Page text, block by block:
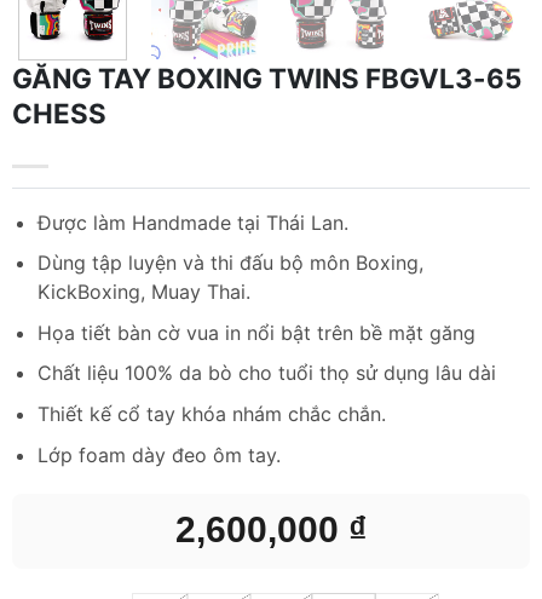
GĂNG TAY BOXING TWINS FBGVL3-65
CHESS
2,600,000 ₫
Được làm Handmade tại Thái Lan.
Dùng tập luyện và thi đấu bộ môn Boxing,
KickBoxing, Muay Thai.
Họa tiết bàn cờ vua in nổi bật trên bề mặt găng
Chất liệu 100% da bò cho tuổi thọ sử dụng lâu dài
Thiết kế cổ tay khóa nhám chắc chắn.
Lớp foam dày đeo ôm tay.